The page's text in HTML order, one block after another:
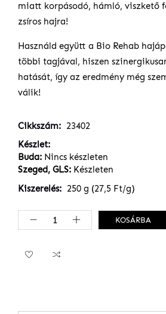
miatt korpásodó, hámló, viszkető
zsíros hajra!
Használd együtt a Bio Rehab
többi tagjával, hiszen
hatását, így az eredmény még
válik!
Cikkszám
23402
Készlet
Buda: Nincs készleten
Szeged, GLS: Készleten
Kiszerelés
250 g (27,5 Ft/g)
KOSÁRBA